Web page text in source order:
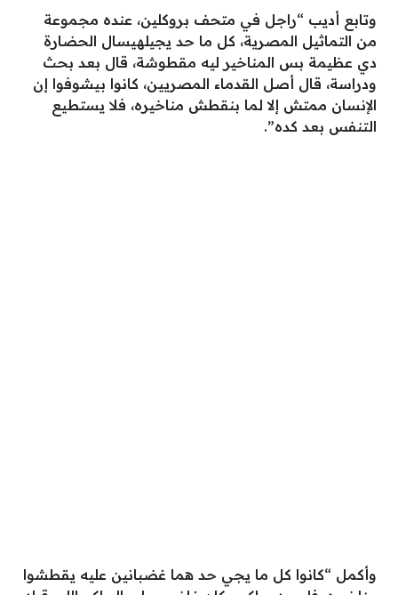
وتابع أديب “راجل في متحف بروكلين، عنده مجموعة
من التماثيل المصرية، كل ما حد يجيلهيسال الحضارة
دي عظيمة بس المناخير ليه مقطوشة، قال بعد بحث
ودراسة، قال أصل القدماء المصريين، كانوا بيشوفوا إن
الإنسان ممتش إلا لما بنقطش مناخيره، فلا يستطيع
التنفس بعد كده”.
وأكمل “كانوا كل ما يجي حد هما غضبانين عليه يقطشوا